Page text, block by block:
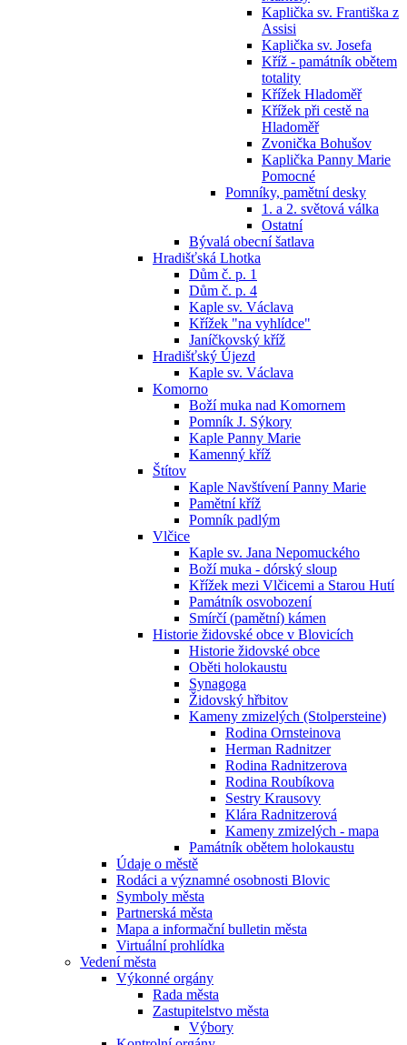
Kaplička sv. Františka z
Assisi
Kaplička sv. Josefa
Kříž - památník obětem
totality
Křížek Hladoměř
Křížek při cestě na
Hladoměř
Zvonička Bohušov
Kaplička Panny Marie
Pomocné
Pomníky, pamětní desky
1. a 2. světová válka
Ostatní
Bývalá obecní šatlava
Hradišťská Lhotka
Dům č. p. 1
Dům č. p. 4
Kaple sv. Václava
Křížek "na vyhlídce"
Janíčkovský kříž
Hradišťský Újezd
Kaple sv. Václava
Komorno
Boží muka nad Komornem
Pomník J. Sýkory
Kaple Panny Marie
Kamenný kříž
Štítov
Kaple Navštívení Panny Marie
Pamětní kříž
Pomník padlým
Vlčice
Kaple sv. Jana Nepomuckého
Boží muka - dórský sloup
Křížek mezi Vlčicemi a Starou Hutí
Památník osvobození
Smírčí (pamětní) kámen
Historie židovské obce v Blovicích
Historie židovské obce
Oběti holokaustu
Synagoga
Židovský hřbitov
Kameny zmizelých (Stolpersteine)
Rodina Ornsteinova
Herman Radnitzer
Rodina Radnitzerova
Rodina Roubíkova
Sestry Krausovy
Klára Radnitzerová
Kameny zmizelých - mapa
Památník obětem holokaustu
Údaje o městě
Rodáci a významné osobnosti Blovic
Symboly města
Partnerská města
Mapa a informační bulletin města
Virtuální prohlídka
Vedení města
Výkonné orgány
Rada města
Zastupitelstvo města
Výbory